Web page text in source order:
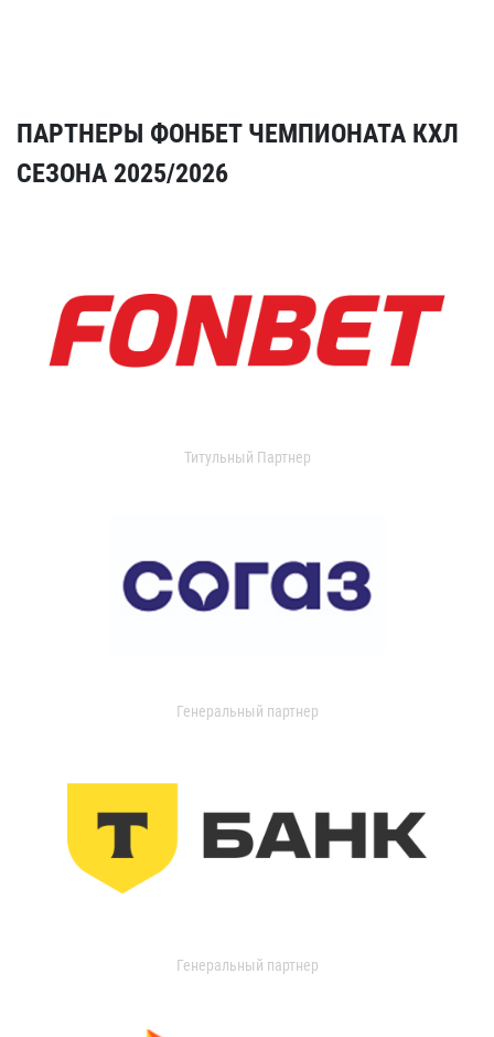
ПАРТНЕРЫ ФОНБЕТ ЧЕМПИОНАТА КХЛ
СЕЗОНА 2025/2026
Титульный Партнер
Генеральный партнер
Генеральный партнер